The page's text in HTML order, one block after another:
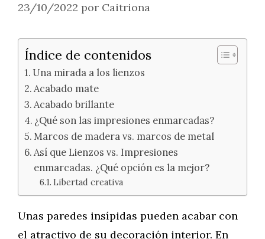
23/10/2022 por Caitriona
Índice de contenidos
Una mirada a los lienzos
Acabado mate
Acabado brillante
¿Qué son las impresiones enmarcadas?
Marcos de madera vs. marcos de metal
Así que Lienzos vs. Impresiones
enmarcadas. ¿Qué opción es la mejor?
Libertad creativa
Unas paredes insípidas pueden acabar con
el atractivo de su decoración interior. En